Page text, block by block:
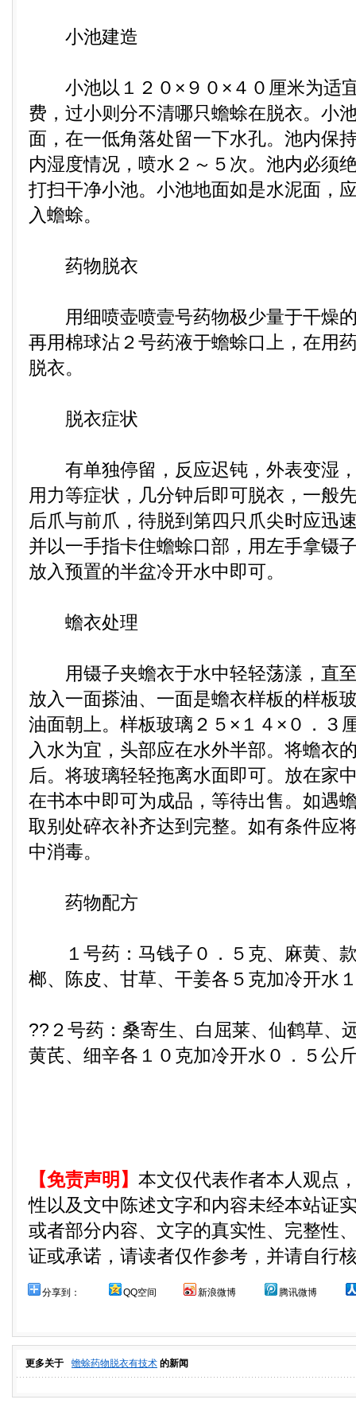
小池建造
小池以１２０×９０×４０厘米为适
费，过小则分不清哪只蟾蜍在脱衣。小
面，在一低角落处留一下水孔。池内保
内湿度情况，喷水２～５次。池内必须
打扫干净小池。小池地面如是水泥面，
入蟾蜍。
药物脱衣
用细喷壶喷壹号药物极少量于干燥的
再用棉球沾２号药液于蟾蜍口上，在用
脱衣。
脱衣症状
有单独停留，反应迟钝，外表变湿，
用力等症状，几分钟后即可脱衣，一般
后爪与前爪，待脱到第四只爪尖时应迅
并以一手指卡住蟾蜍口部，用左手拿镊
放入预置的半盆冷开水中即可。
蟾衣处理
用镊子夹蟾衣于水中轻轻荡漾，直至
放入一面搽油、一面是蟾衣样板的样板
油面朝上。样板玻璃２５×１４×０．３
入水为宜，头部应在水外半部。将蟾衣
后。将玻璃轻轻拖离水面即可。放在家
在书本中即可为成品，等待出售。如遇
取别处碎衣补齐达到完整。如有条件应
中消毒。
药物配方
１号药：马钱子０．５克、麻黄、款
榔、陈皮、甘草、干姜各５克加冷开水
??２号药：桑寄生、白屈莱、仙鹤草、
黄芪、细辛各１０克加冷开水０．５公
【免责声明】 本文仅代表作者本人观点
性以及文中陈述文字和内容未经本站证
或者部分内容、文字的真实性、完整性
证或承诺，请读者仅作参考，并请自行
分享到： QQ空间 新浪微博 腾讯微博
更多关于 蟾蜍药物脱衣有技术 的新闻